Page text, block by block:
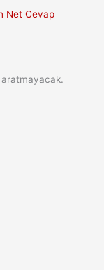
Net Cevap
aratmayacak.